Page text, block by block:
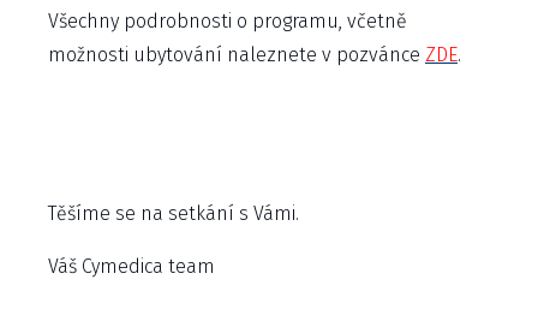
Všechny podrobnosti o programu, včetně
možnosti ubytování naleznete v pozvánce ZDE.
Těšíme se na setkání s Vámi.
Váš Cymedica team